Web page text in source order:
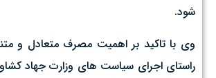
شود.
وی با تاکید بر اهمیت مصرف متعادل و
راستای اجرای سیاست های وزارت جهاد